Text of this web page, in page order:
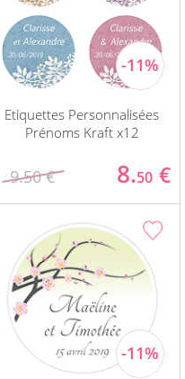
Etiquettes Personnalisées
Prénoms Kraft x12
9.50 € 8.50 €